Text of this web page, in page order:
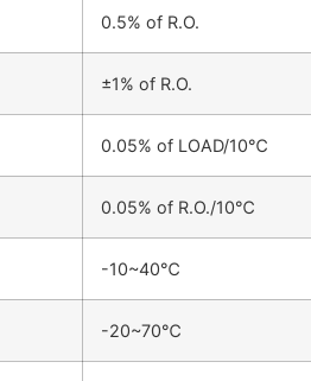
0.5% of R.O.
±1% of R.O.
0.05% of LOAD/10℃
0.05% of R.O./10℃
-10~40℃
-20~70℃